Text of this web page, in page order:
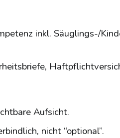
inkl. Säuglings-/
Aufsicht.
nicht “optional”.